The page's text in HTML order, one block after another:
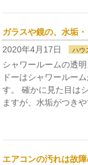
ガラスや鏡の、水垢
2020年4月17日
ハウ
シャワールームの透
ドーはシャワールー
す。 確かに見た目は
ますが、水垢がつき
エアコンの汚れは故